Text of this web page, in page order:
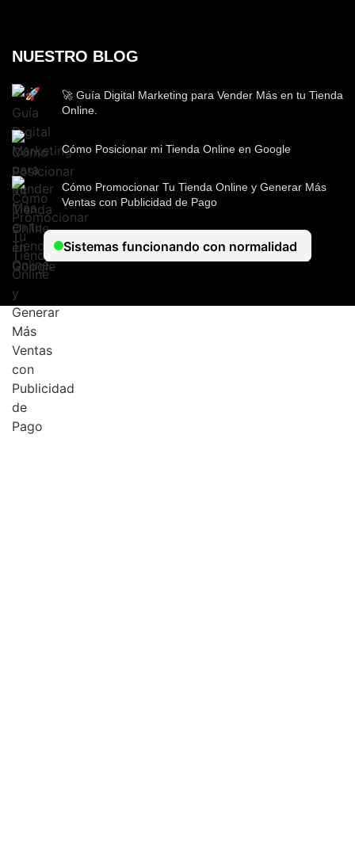
NUESTRO BLOG
🚀 Guía Digital Marketing para Vender Más en tu Tienda
Online.
Cómo Posicionar mi Tienda Online en Google
Cómo Promocionar Tu Tienda Online y Generar Más
Ventas con Publicidad de Pago